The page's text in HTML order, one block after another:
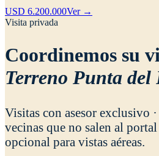
USD 6.200.000Ver →
Visita privada
Coordinemos su
Terreno Punta del
Visitas con asesor exclusivo
vecinas que no salen al
opcional para vistas aéreas.